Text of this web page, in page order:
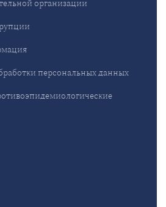
организации
персональных данных